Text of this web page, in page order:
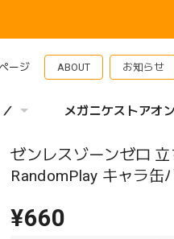
ージ ABOUT お知らせ
メガニケストアオ
ゼンレスゾーンゼロ
RandomPlay キャラ缶
¥660